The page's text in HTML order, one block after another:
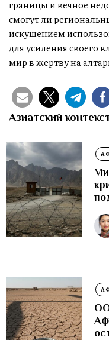
границы и вечное
смогут ли
искушением
для усиления своего
мир в жертву на
Азиатский